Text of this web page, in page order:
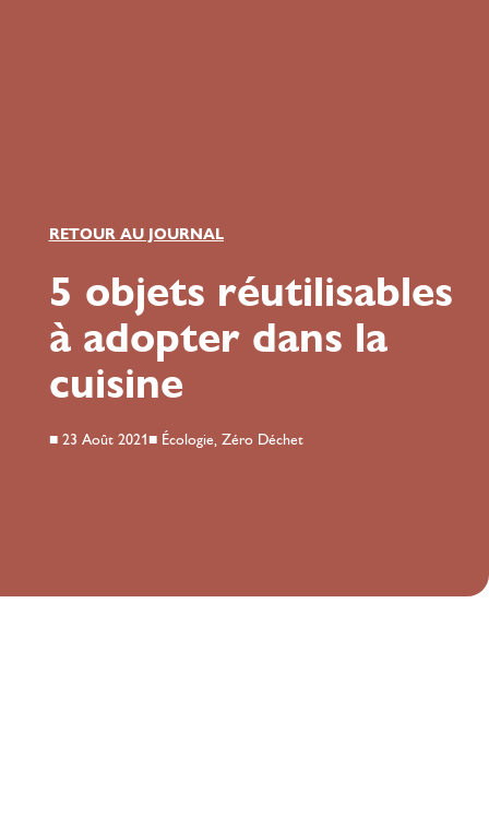
RETOUR AU JOURNAL
5 objets réutilisables
à adopter dans la
cuisine
■ 23 Août 2021■ Écologie, Zéro Déchet